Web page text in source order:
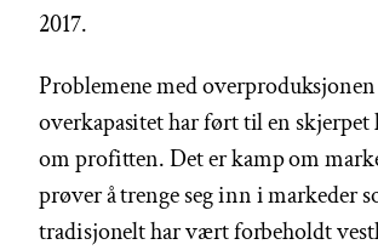
2017.
Problemene med
overkapasitet har ført til en
om profitten. Det er kamp om
prøver å trenge seg inn i markeder
tradisjonelt har vært forbeholdt